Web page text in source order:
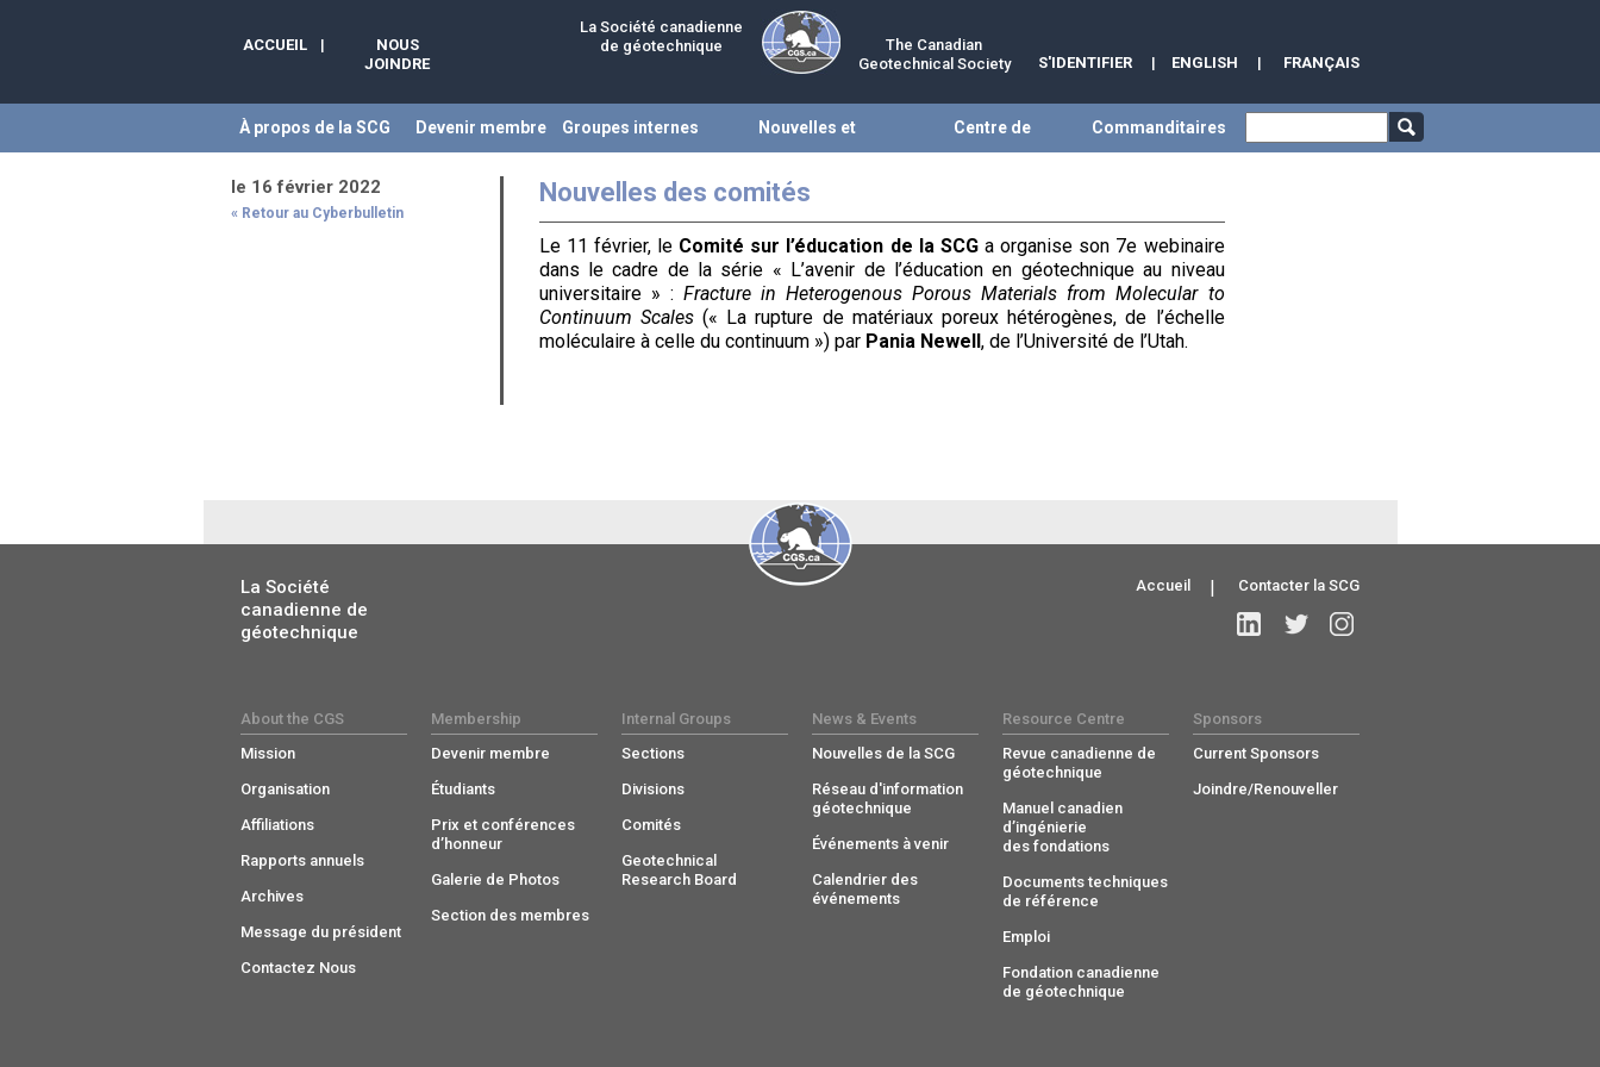
ACCUEIL |
NOUS
JOINDRE
La Société canadienne
de géotechnique
The Canadian
Geotechnical Society
FRANÇAIS
|
ENGLISH
|
S'IDENTIFIER
À propos de la SCG Devenir membre Groupes internes Nouvelles et Centre de Commanditaires
le 16 février 2022
« Retour au Cyberbulletin
Nouvelles des comités
Le 11 février, le Comité sur l’éducation de la SCG a organise son 7e webinaire
dans le cadre de la série « L’avenir de l’éducation en géotechnique au niveau
universitaire » : Fracture in Heterogenous Porous Materials from Molecular to
Continuum Scales(« La rupture de matériaux poreux hétérogènes, de l’échelle
moléculaire à celle du continuum ») par Pania Newell, de l’Université de l’Utah.
La Société
canadienne de
géotechnique
Contacter la SCG
|
Accueil
About the CGS
Mission
Organisation
Affiliations
Rapports annuels
Archives
Message du président
Contactez Nous
Membership
Devenir membre
Étudiants
Prix et conférences
d’honneur
Galerie de Photos
Section des membres
Internal Groups
Sections
Divisions
Comités
Geotechnical
Research Board
News & Events
Nouvelles de la SCG
Réseau d'information
géotechnique
Événements à venir
Calendrier des
événements
Resource Centre
Revue canadienne de
géotechnique
Manuel canadien
d’ingénierie
des fondations
Documents techniques
de référence
Emploi
Fondation canadienne
de géotechnique
Sponsors
Current Sponsors
Joindre/Renouveller